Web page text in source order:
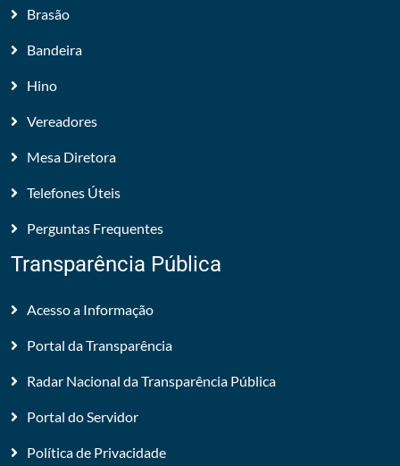
Brasão
Bandeira
Hino
Vereadores
Mesa Diretora
Telefones Úteis
Perguntas Frequentes
Transparência Pública
Acesso a Informação
Portal da Transparência
Radar Nacional da Transparência Pública
Portal do Servidor
Política de Privacidade